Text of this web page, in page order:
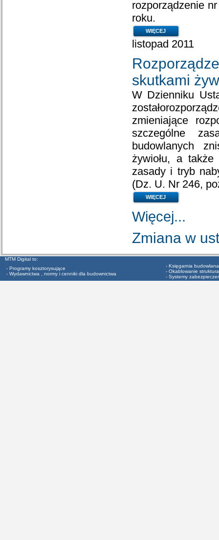
rozporządzenie
roku.
WIĘCEJ
listopad 2011
skutkami
W Dzienniku
zmieniające
szczególne
budowlanych
żywiołu, a
zasady i tryb
(Dz. U. Nr 246,
WIĘCEJ
Więcej...
Zmiana w
MTM Digital to:
- Programy kosztorysujące
- Wydawnictwa , normy i cenniki dla budownictwa
- Księgarnia budowlana
- Okablowanie
- Systemy